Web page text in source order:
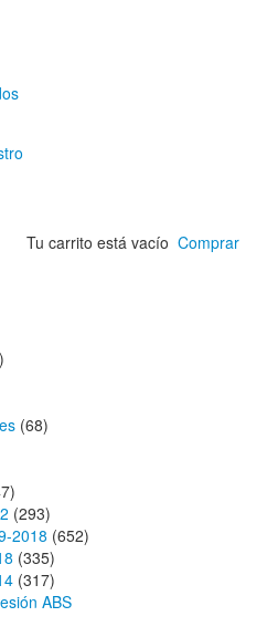
Tu carrito está vacío Comprar
(68)
(293)
2018 (652)
(335)
(317)
ABS